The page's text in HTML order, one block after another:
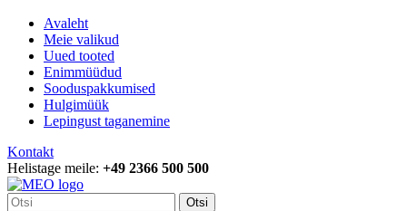
Avaleht
Meie valikud
Uued tooted
Enimmüüdud
Sooduspakkumised
Hulgimüük
Lepingust taganemine
Kontakt
Helistage meile: +49 2366 500 500
Otsi